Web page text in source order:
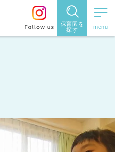
保育園を
探す
保育園を探す